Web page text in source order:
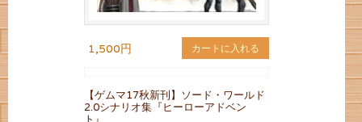
1,500円 カートに入れる
【ゲムマ17秋新刊】ソード・ワールド
2.0シナリオ集『ヒーローアドベン
ト』